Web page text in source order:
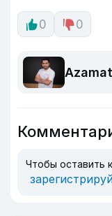
0 0
Чтобы оставить